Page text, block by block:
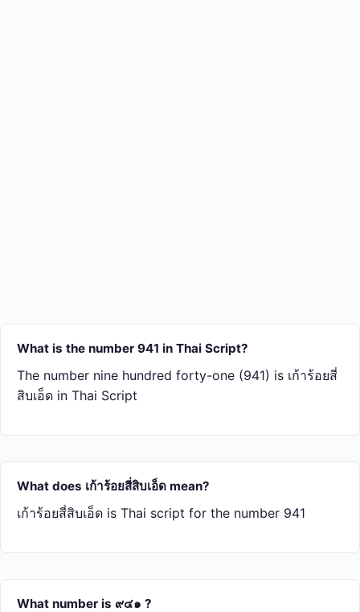
What is the number 941 in Thai Script?
The number nine hundred forty-one (941) is เก้า​ร้อย​สี่​
สิบ​เอ็ด in Thai Script
What does เก้า​ร้อย​สี่​สิบ​เอ็ด mean?
เก้า​ร้อย​สี่​สิบ​เอ็ด is Thai script for the number 941
What number is ๙๔๑ ?